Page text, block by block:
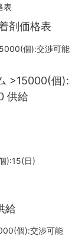
剤価格表
>15000(個):
供給
給